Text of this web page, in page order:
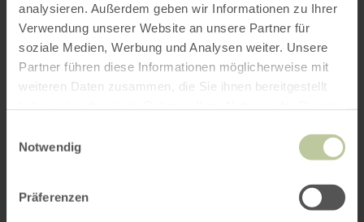
analysieren. Außerdem geben wir Informationen zu Ihrer
Verwendung unserer Website an unsere Partner für
soziale Medien, Werbung und Analysen weiter. Unsere
Partner führen diese Informationen möglicherweise mit
weiteren Daten zusammen, die Sie ihnen bereitgestellt
Notwendig
Präferenzen